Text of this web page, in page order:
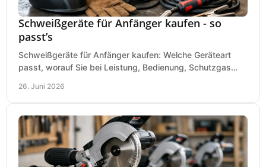
Schweißgeräte für Anfänger kaufen - so
passt’s
Schweißgeräte für Anfänger kaufen: Welche Geräteart
passt, worauf Sie bei Leistung, Bedienung, Schutzgas
26. Juni 2026